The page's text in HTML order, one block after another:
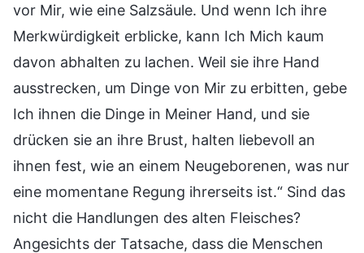
vor Mir, wie eine Salzsäule. Und wenn Ich ihre
Merkwürdigkeit erblicke, kann Ich Mich kaum
davon abhalten zu lachen. Weil sie ihre Hand
ausstrecken, um Dinge von Mir zu erbitten, gebe
Ich ihnen die Dinge in Meiner Hand, und sie
drücken sie an ihre Brust, halten liebevoll an
ihnen fest, wie an einem Neugeborenen, was nur
eine momentane Regung ihrerseits ist.“ Sind das
nicht die Handlungen des alten Fleisches?
Angesichts der Tatsache, dass die Menschen